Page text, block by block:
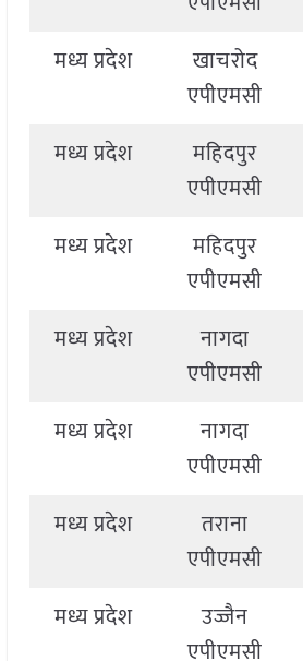
मध्य प्रदेश
खाचरोद
एपीएमसी
मध्य प्रदेश
महिदपुर
एपीएमसी
मध्य प्रदेश
महिदपुर
एपीएमसी
मध्य प्रदेश
नागदा
एपीएमसी
मध्य प्रदेश
नागदा
एपीएमसी
मध्य प्रदेश
तराना
एपीएमसी
मध्य प्रदेश
उज्जैन
एपीएमसी